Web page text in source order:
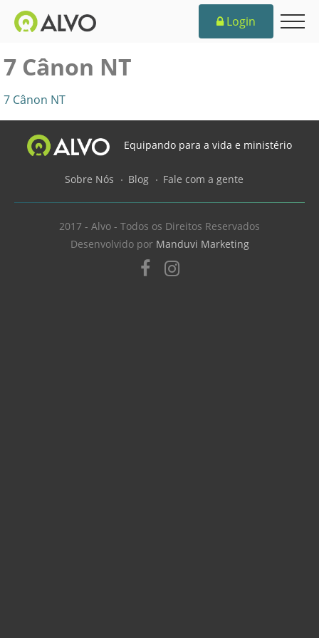
Login
7 Cânon NT
7 Cânon NT
Equipando para a vida e ministério
Sobre Nós Blog Fale com a gente
2017 - Alvo - Todos os Direitos Reservados
Desenvolvido por Manduvi Marketing